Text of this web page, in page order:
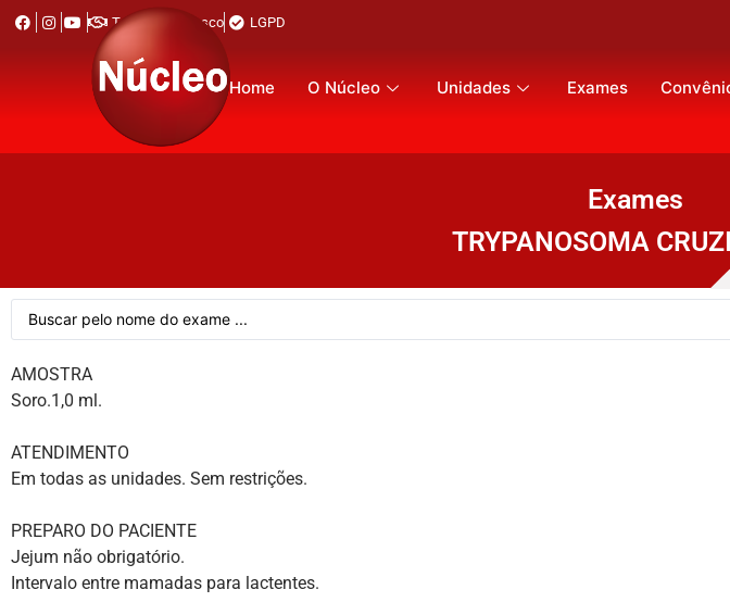
Trabalhe Conosco LGPD
Home O Núcleo Unidades Exames
Exames
TRYPANOSOMA
AMOSTRA
Soro.1,0 ml.
ATENDIMENTO
Em todas as unidades. Sem restrições.
PREPARO DO PACIENTE
Jejum não obrigatório.
Intervalo entre mamadas para lactentes.